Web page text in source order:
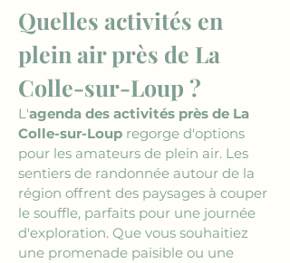
Quelles activités en
plein air près de La
Colle-sur-Loup ?
L'agenda des activités près de La
Colle-sur-Loup regorge d'options
pour les amateurs de plein air. Les
sentiers de randonnée autour de la
région offrent des paysages à couper
le souffle, parfaits pour une journée
d'exploration. Que vous souhaitiez
une promenade paisible ou une